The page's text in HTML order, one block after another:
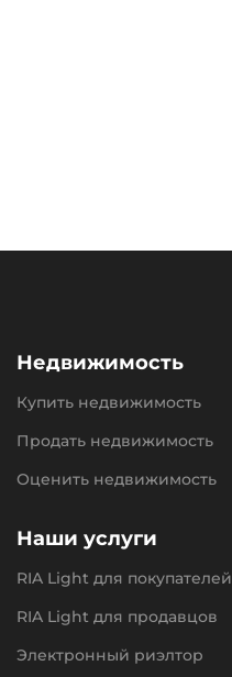
Недвижимость
Купить недвижимость
Продать недвижимость
Оценить недвижимость
Наши услуги
RIA Light для покупателей
RIA Light для продавцов
Электронный риэлтор